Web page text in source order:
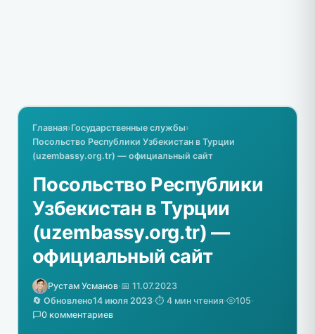
Главная›Государственные службы›
Посольство Республики Узбекистан в Турции
(uzembassy.org.tr) — официальный сайт
Посольство Республики
Узбекистан в Турции
(uzembassy.org.tr) —
официальный сайт
Рустам Усманов·📅 11.07.2023
🔄 Обновлено14 июля 2023·⏱️ 4 мин чтения· 105·
0 комментариев